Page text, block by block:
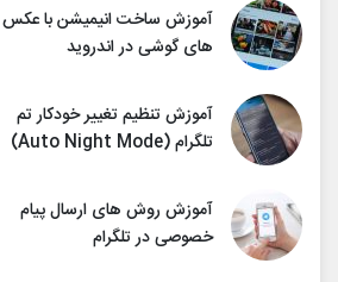
آموزش ساخت انیمیشن با عکس
های گوشی در اندروید
آموزش تنظیم تغییر خودکار تم
تلگرام (Auto Night Mode)
آموزش روش های ارسال پیام
خصوصی در تلگرام